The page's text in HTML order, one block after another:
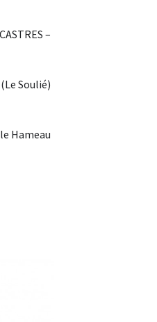
–
Soulié)
Hameau